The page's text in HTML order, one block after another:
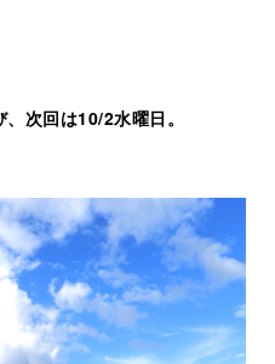
次回は10/2水曜日。